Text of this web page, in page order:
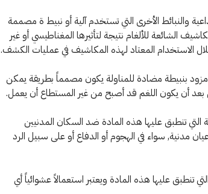
والنبائط الأخرى التي تستخدم آلية أو نبيط ة مصممة
الشائعة للألغام نتيجة لتأثيرها المغناطيسي أو غير
الاستخدام المعتاد لهذه المكاشيف في عمليات الكشف.
بنبيطة مضادة للمناولة يكون مصمماً بطريقة يمكن
بعد أن يكون اللغم قد أصبح من غير المستطاع أن يعمل.
التي تنطبق عليها هذه المادة ضد السكان المدنيين
مدنية, سواء في الهجوم أو الدفاع أو على سبيل الرد
تنطبق عليها هذه المادة ويعتبر استعمالاً عشوائياً أي